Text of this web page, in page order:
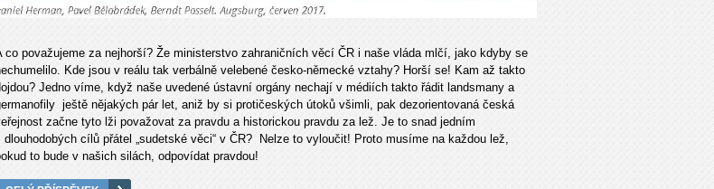
co považujeme za nejhorší? Že ministerstvo zahraničních věcí ČR i naše vláda mlčí, jako kdyby se
Kde jsou v reálu tak verbálně velebené česko-německé vztahy? Horší se! Kam až takto
Jedno víme, když naše uvedené ústavní orgány nechají v médiích takto řádit landsmany a
ještě nějakých pár let, aniž by si protičeských útoků všimli, pak dezorientovaná česká
začne tyto lži považovat za pravdu a historickou pravdu za lež. Je to snad jedním
dlouhodobých cílů přátel „sudetské věci“ v ČR? Nelze to vyloučit! Proto musíme na každou lež,
to bude v našich silách, odpovídat pravdou!